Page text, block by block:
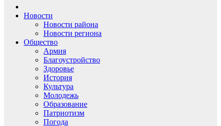
Новости
Новости района
Новости региона
Общество
Армия
Благоустройство
Здоровье
История
Культура
Молодежь
Образование
Патриотизм
Погода